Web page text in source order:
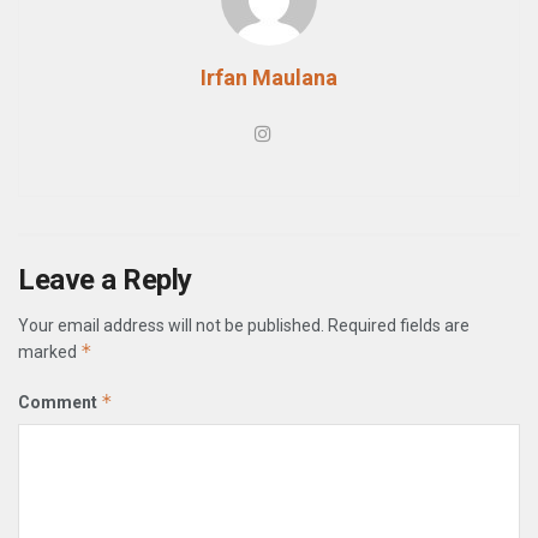
Irfan Maulana
Leave a Reply
Your email address will not be published.
Required fields are
marked *
Comment *